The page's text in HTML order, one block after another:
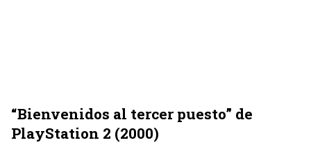
“Bienvenidos al tercer puesto” de
PlayStation 2 (2000)